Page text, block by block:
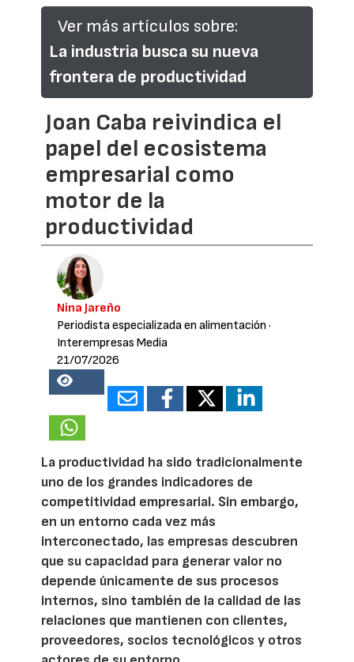
Ver más artículos sobre:
La industria busca su nueva
frontera de productividad
Joan Caba reivindica el
papel del ecosistema
empresarial como
motor de la
productividad
Nina Jareño
Periodista especializada en alimentación ·
Interempresas Media
21/07/2026
18752
La productividad ha sido tradicionalmente
uno de los grandes indicadores de
competitividad empresarial. Sin embargo,
en un entorno cada vez más
interconectado, las empresas descubren
que su capacidad para generar valor no
depende únicamente de sus procesos
internos, sino también de la calidad de las
relaciones que mantienen con clientes,
proveedores, socios tecnológicos y otros